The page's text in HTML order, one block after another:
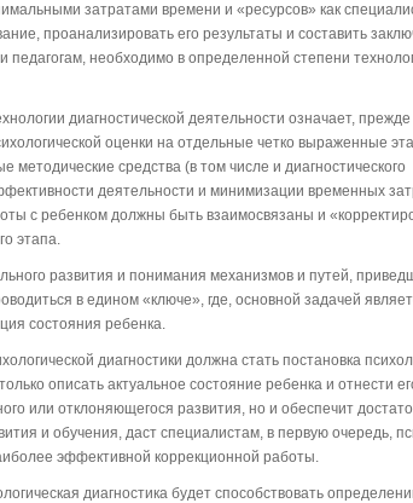
затратами времени и «ресурсов» как
проанализировать его результаты и составить
необходимо в определенной степени
диагностической деятельности означает, прежде
оценки на отдельные четко выраженные
методические средства (в том числе и диагностического
деятельности и минимизации временных
с ребенком должны быть взаимосвязаны и
этапа.
развития и понимания механизмов и путей,
в едином «ключе», где, основной задачей
состояния ребенка.
диагностики должна стать постановка
описать актуальное состояние ребенка и отнести
или отклоняющегося развития, но и обеспечит
и обучения, даст специалистам, в первую очередь,
эффективной коррекционной работы.
диагностика будет способствовать